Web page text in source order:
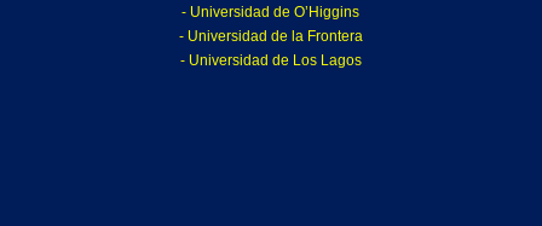
- Universidad de O’Higgins
- Universidad de la Frontera
- Universidad de Los Lagos